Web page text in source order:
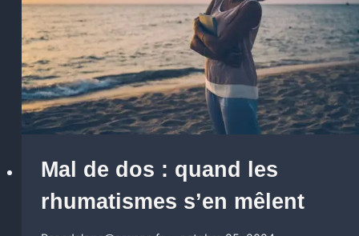
Mal de dos : quand les
rhumatismes s’en mêlent